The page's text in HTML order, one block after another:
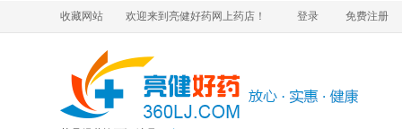
收藏网站 欢迎来到亮健好药网上药店！ 登录 免费注册
互联网药品信息服务资格证书:
粤—经营性—2020—0437
药品经营许可证编号:
粤BA7510163